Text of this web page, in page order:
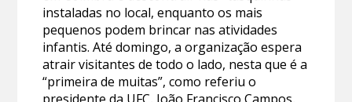
instaladas no local, enquanto os mais
pequenos podem brincar nas atividades
infantis. Até domingo, a organização espera
atrair visitantes de todo o lado, nesta que é a
“primeira de muitas”, como referiu o